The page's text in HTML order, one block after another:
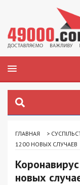
ГЛАВНАЯ >
1200 НОВЫХ СЛУЧАЕВ
новых